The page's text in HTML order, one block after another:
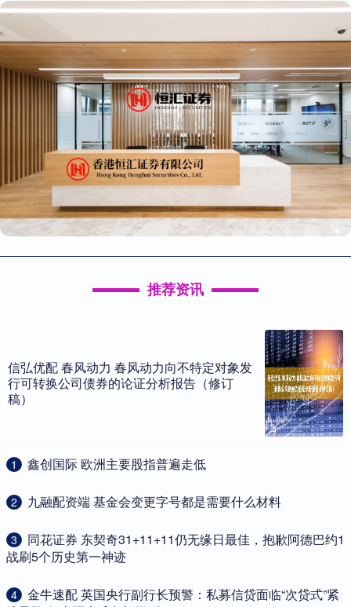
推荐资讯
信弘优配 春风动力 春风动力向不特定对象发
行可转换公司债券的论证分析报告（修订
稿）
1 ​鑫创国际 欧洲主要股指普遍走低
2 ​九融配资端 基金会变更字号都是需要什么材料
3
​同花证券 东契奇31+11+11仍无缘日最佳，抱歉阿德巴约1
战刷5个历史第一神迹
4
​金牛速配 英国央行副行长预警：私募信贷面临“次贷式”紧